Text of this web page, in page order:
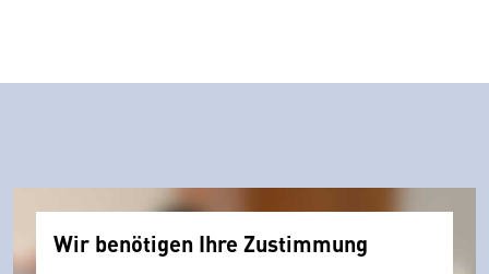
Wir benötigen Ihre Zustimmung